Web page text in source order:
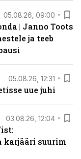
05.08.26, 09:00
| Janno Toots
ja teeb
05.08.26, 12:31
uue juhi
03.08.26, 12:04
karjääri suurim